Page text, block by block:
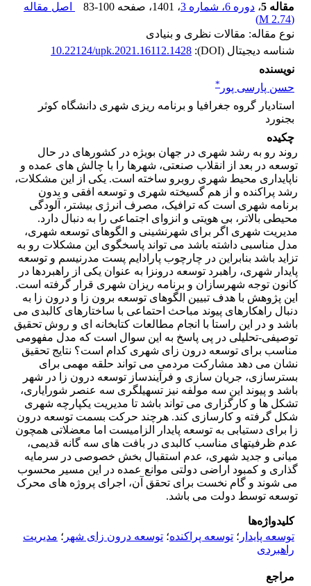
مقاله 5
، دوره 6، شماره 3 ، 1401 ، صفحه 83-100
اصل مقاله
(
2.74 M
)
نوع مقاله: مقالات نظری و بنیادی
شناسه دیجیتال (DOI):
10.22124/upk.2021.16112.1428
نویسنده
حسن پارسی پور *
استادیار گروه جغرافیا و برنامه ریزی شهری دانشگاه کوثر
بجنورد
چکیده
روند رو به رشد شهری در جهان بویژه در کشورهای در حال
توسعه در بعد از انقلاب صنعتی، شهرها را با چالش های عمده و
ناپایداری محیط شهری روبرو ساخته است. یکی از این مشکلات،
رشد پراکنده و از هم گسیخته شهری و توسعه افقی و بدون
برنامه شهری است که ترافیک، مصرف انرژی بیشتر، آلودگی
محیطی بالاتر، بی هویتی و انزوای اجتماعی را به دنبال دارد.
مدیریت شهری اگر برای شهرنشینی و الگوهای توسعه شهری،
مدل مناسبی داشته باشد می تواند پاسخگوی این مشکلات رو به
تزاید باشد بنابراین در چارچوب پارادایم پست مدرنیسم و توسعه
پایدار شهری، راهبرد توسعه درونزا به عنوان یکی از راهبردها در
کانون توجه شهرسازان و برنامه ریزان شهری قرار گرفته است.
این پژوهش با هدف تبیین الگوهای توسعه برون زا و درون زا به
دنبال راهکارهای پیوند مباحث احتماعی با ساختارهای کالبدی می
باشد و در این راستا با انجام مطالعات کتابخانه ای و روش تحقیق
توصیفی-تحلیلی در پی پاسخ به این سوال است که مدل مفهومی
مناسب برای توسعه درون زای شهری کدام است؟ نتایج تحقیق
نشان می دهد مشارکت مردمی می تواند حلقه مهمی برای
بسترسازی، جریان سازی و فرآیندساز توسعه درون زا در شهر
باشد و پیوند این سه مولفه نیز تسهیلگری سه عنصر شورایاری،
تشکل ها و کارگزاری می تواند باشد تا مدیریت یکپارچه شهری
شکل گرفته و کارسازی کند. هرچند حرکت بسمت توسعه درون
زا برای دستیابی به توسعه پایدار الزامیست اما معضلاتی همچون
عدم ظرفیتهای مناسب کالبدی در بافت های سه گانه قدیمی،
میانی و جدید شهری، عدم استقبال بخش خصوصی در سرمایه
گذاری و کمبود اراضی دولتی موانع عمده در این مسیر محسوب
می شوند و گام نخست برای تحقق آن، اجرای پروژه های محرک
توسعه توسط دولت می باشد.
کلیدواژه‌ها
توسعه پایدار ؛ توسعه پراکنده؛ توسعه درون زای شهر ؛ مدیریت
راهبردی
مراجع